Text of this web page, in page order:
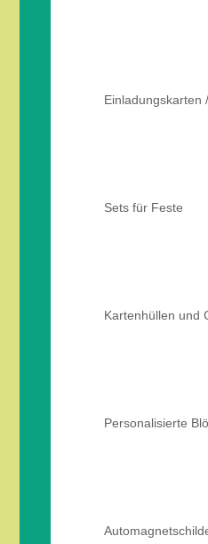
Einladungskarten
Sets für Feste
Kartenhüllen und
Personalisierte